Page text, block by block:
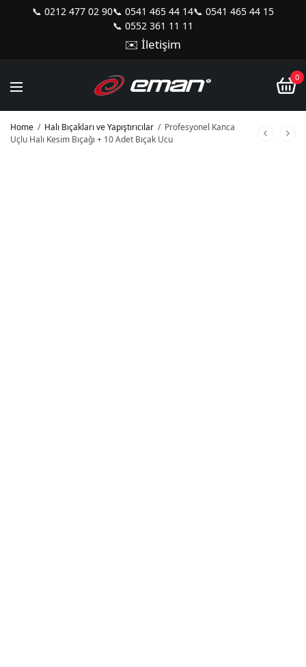
📞 0212 477 02 90📞 0541 465 44 14📞 0541 465 44 15
📞 0552 361 11 11
✉️ İletişim
0
Home / Halı Bıçakları ve Yapıştırıcılar / Profesyonel Kanca
Uçlu Halı Kesim Bıçağı + 10 Adet Bıçak Ucu